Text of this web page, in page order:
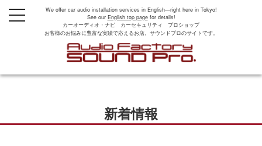
We offer car audio installation services in English—right here in Tokyo!
See our English top pagefor details!
カーオーディオ・ナビ カーセキュリティ プロショップ
お客様のお悩みに豊富な実績で応えるお店。サウンドプロのサイトです。
t
o
a
i
新着情報